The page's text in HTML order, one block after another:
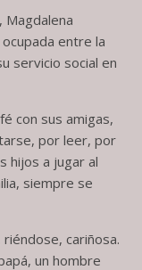
Magdalena
entre la
servicio social en
con sus amigas,
por leer, por
hijos a jugar al
siempre se
cariñosa.
un hombre